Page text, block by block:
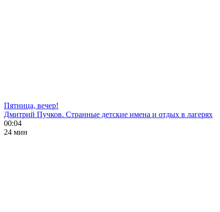
Пятница, вечер!
Дмитрий Пучков. Странные детские имена и отдых в лагерях
00:04
24 мин